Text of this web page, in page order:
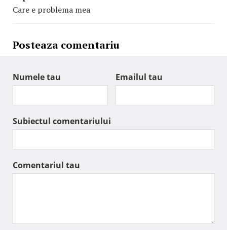
Care e problema mea
Posteaza comentariu
Numele tau Emailul tau
Subiectul comentariului
Comentariul tau